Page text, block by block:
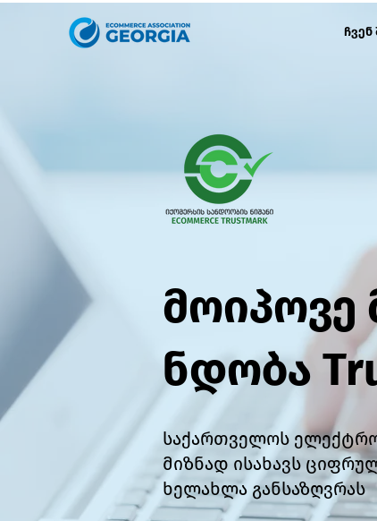
ჩვენ
მოიპოვე
ნდობა
საქართველოს
მიზნად ისახავს
ხელახლა განსაზღვრას